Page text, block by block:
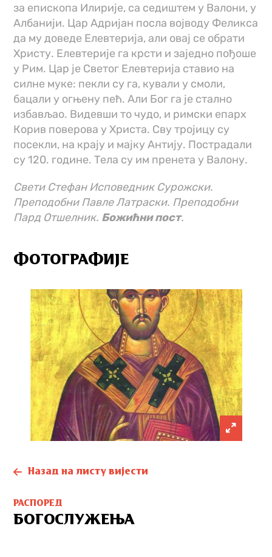
за епископа Илирије, са седиштем у Валони, у
Албанији. Цар Адријан посла војводу Феликса
да му доведе Елевтерија, али овај се обрати
Христу. Елевтерије га крсти и заједно пођоше
у Рим. Цар је Светог Елевтерија ставио на
силне муке: пекли су га, кували у смоли,
бацали у огњену пећ. Али Бог га је стално
избављао. Видевши то чудо, и римски епарх
Корив поверова у Христа. Сву тројицу су
посекли, на крају и мајку Антију. Пострадали
су 120. године. Тела су им пренета у Валону.
Свети Стефан Исповедник Сурожски.
Преподобни Павле Латраски. Преподобни
Пард Отшелник. Божићни пост.
ФОТОГРАФИЈЕ
Назад на листу вијести
РАСПОРЕД
БОГОСЛУЖЕЊА